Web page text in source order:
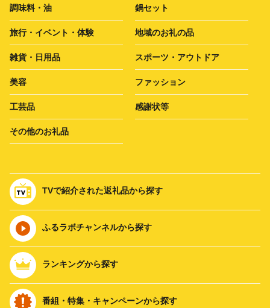
調味料・油 鍋セット
旅行・イベント・体験 地域のお礼の品
雑貨・日用品 スポーツ・アウトドア
美容 ファッション
工芸品 感謝状等
その他のお礼品
TVで紹介された返礼品から探す
ふるラボチャンネルから探す
ランキングから探す
番組・特集・キャンペーンから探す